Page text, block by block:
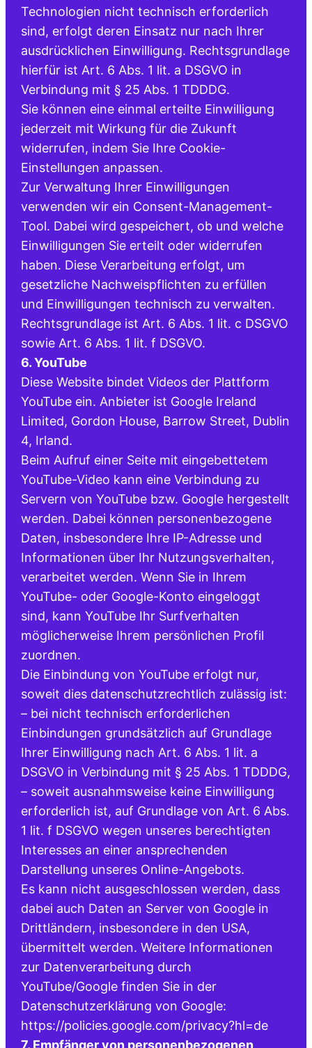
Technologien nicht technisch erforderlich
sind, erfolgt deren Einsatz nur nach Ihrer
ausdrücklichen Einwilligung. Rechtsgrundlage
hierfür ist Art. 6 Abs. 1 lit. a DSGVO in
Verbindung mit § 25 Abs. 1 TDDDG.
Sie können eine einmal erteilte Einwilligung
jederzeit mit Wirkung für die Zukunft
widerrufen, indem Sie Ihre Cookie-
Einstellungen anpassen.
Zur Verwaltung Ihrer Einwilligungen
verwenden wir ein Consent-Management-
Tool. Dabei wird gespeichert, ob und welche
Einwilligungen Sie erteilt oder widerrufen
haben. Diese Verarbeitung erfolgt, um
gesetzliche Nachweispflichten zu erfüllen
und Einwilligungen technisch zu verwalten.
Rechtsgrundlage ist Art. 6 Abs. 1 lit. c DSGVO
sowie Art. 6 Abs. 1 lit. f DSGVO.
6. YouTube
Diese Website bindet Videos der Plattform
YouTube ein. Anbieter ist Google Ireland
Limited, Gordon House, Barrow Street, Dublin
4, Irland.
Beim Aufruf einer Seite mit eingebettetem
YouTube-Video kann eine Verbindung zu
Servern von YouTube bzw. Google hergestellt
werden. Dabei können personenbezogene
Daten, insbesondere Ihre IP-Adresse und
Informationen über Ihr Nutzungsverhalten,
verarbeitet werden. Wenn Sie in Ihrem
YouTube- oder Google-Konto eingeloggt
sind, kann YouTube Ihr Surfverhalten
möglicherweise Ihrem persönlichen Profil
zuordnen.
Die Einbindung von YouTube erfolgt nur,
soweit dies datenschutzrechtlich zulässig ist:
– bei nicht technisch erforderlichen
Einbindungen grundsätzlich auf Grundlage
Ihrer Einwilligung nach Art. 6 Abs. 1 lit. a
DSGVO in Verbindung mit § 25 Abs. 1 TDDDG,
– soweit ausnahmsweise keine Einwilligung
erforderlich ist, auf Grundlage von Art. 6 Abs.
1 lit. f DSGVO wegen unseres berechtigten
Interesses an einer ansprechenden
Darstellung unseres Online-Angebots.
Es kann nicht ausgeschlossen werden, dass
dabei auch Daten an Server von Google in
Drittländern, insbesondere in den USA,
übermittelt werden. Weitere Informationen
zur Datenverarbeitung durch
YouTube/Google finden Sie in der
Datenschutzerklärung von Google:
https://policies.google.com/privacy?hl=de
7. Empfänger von personenbezogenen